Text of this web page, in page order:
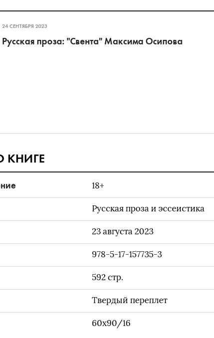
24 СЕНТЯБРЯ 2023
Русская проза: "Свента" Максима Осипова
18+
Русская проза и эссеистика
23 августа 2023
978-5-17-157735-3
592стр.
Твердый переплет
60х90/16